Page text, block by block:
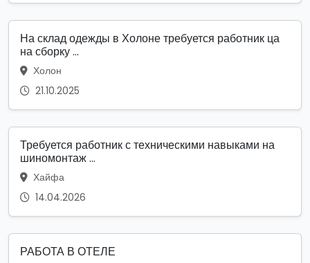
На склад одежды в Холоне требуется работник ца
на сборку ...
Холон
21.10.2025
Требуется работник с техническими навыками на
шиномонтаж ...
Хайфа
14.04.2026
РАБОТА В ОТЕЛЕ